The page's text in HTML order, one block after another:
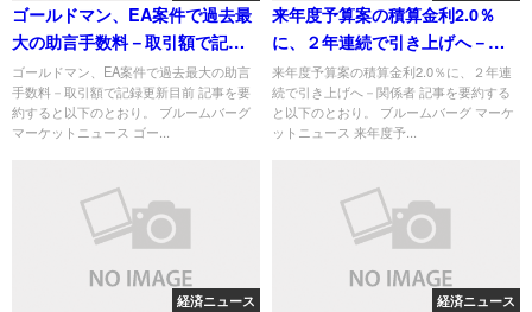
ゴールドマン、EA案件で過去最
大の助言手数料－取引額で記録
更新目前
ゴールドマン、EA案件で過去最大の助言
手数料－取引額で記録更新目前 記事を要
約すると以下のとおり。 ブルームバーグ
マーケットニュース ゴー...
来年度予算案の積算金利2.0％
に、２年連続で引き上げへ－関
係者
来年度予算案の積算金利2.0％に、２年連
続で引き上げへ－関係者 記事を要約する
と以下のとおり。 ブルームバーグ マーケ
ットニュース 来年度予...
経済ニュース 経済ニュース